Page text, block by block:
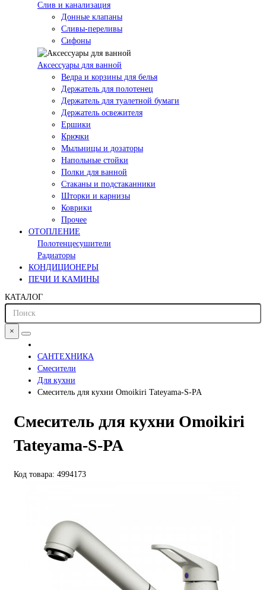
Слив и канализация
Донные клапаны
Сливы-переливы
Сифоны
Аксессуары для ванной
Ведра и корзины для белья
Держатель для полотенец
Держатель для туалетной бумаги
Держатель освежителя
Ершики
Крючки
Мыльницы и дозаторы
Напольные стойки
Полки для ванной
Стаканы и подстаканники
Шторки и карнизы
Коврики
Прочее
ОТОПЛЕНИЕ
Полотенцесушители
Радиаторы
КОНДИЦИОНЕРЫ
ПЕЧИ И КАМИНЫ
КАТАЛОГ
×
САНТЕХНИКА
Смесители
Для кухни
Смеситель для кухни Omoikiri Tateyama-S-PA
Смеситель для кухни Omoikiri
Tateyama-S-PA
Код товара: 4994173